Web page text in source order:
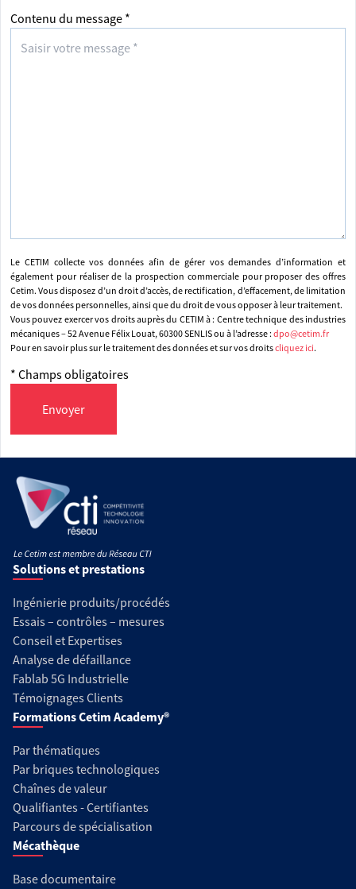
Contenu du message *
Le CETIM collecte vos données afin de gérer vos demandes d’information et
également pour réaliser de la prospection commerciale pour proposer des offres
Cetim. Vous disposez d’un droit d’accès, de rectification, d’effacement, de limitation
de vos données personnelles, ainsi que du droit de vous opposer à leur traitement.
Vous pouvez exercer vos droits auprès du CETIM à : Centre technique des industries
mécaniques – 52 Avenue Félix Louat, 60300 SENLIS ou à l’adresse : dpo@cetim.fr
Pour en savoir plus sur le traitement des données et sur vos droitscliquez ici.
* Champs obligatoires
Envoyer
Solutions et prestations
Ingénierie produits/procédés
Essais – contrôles – mesures
Conseil et Expertises
Analyse de défaillance
Fablab 5G Industrielle
Témoignages Clients
Formations Cetim Academy®
Par thématiques
Par briques technologiques
Chaînes de valeur
Qualifiantes - Certifiantes
Parcours de spécialisation
Mécathèque
Base documentaire